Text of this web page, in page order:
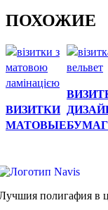
ПОХОЖИЕ
просмотр
ВИЗИТКИ
МАТОВЫЕ
полигафия в